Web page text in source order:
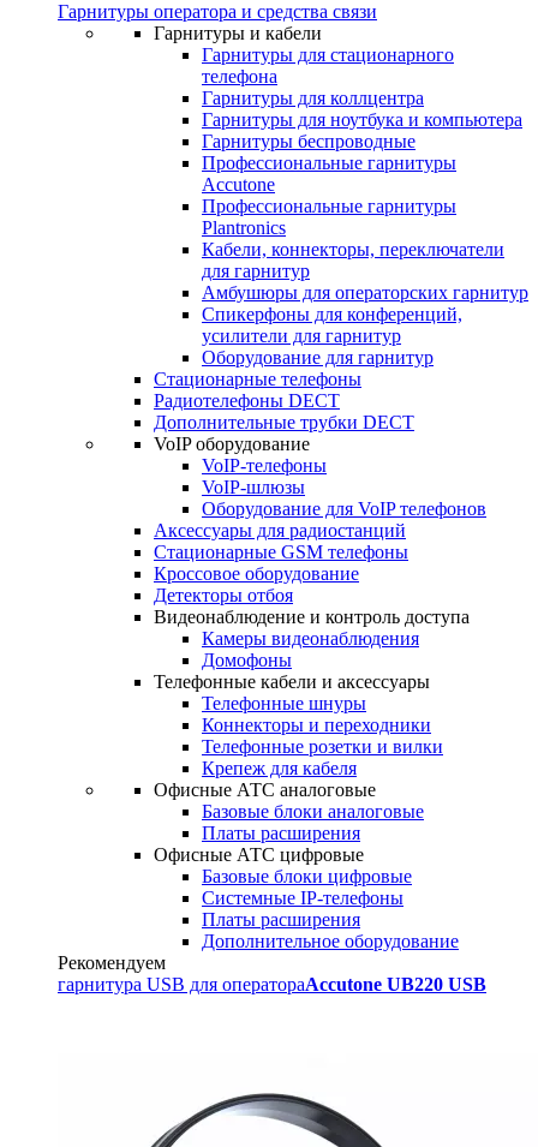
Гарнитуры оператора и средства связи
Гарнитуры и кабели
Гарнитуры для стационарного
телефона
Гарнитуры для коллцентра
Гарнитуры для ноутбука и компьютера
Гарнитуры беспроводные
Профессиональные гарнитуры
Accutone
Профессиональные гарнитуры
Plantronics
Кабели, коннекторы, переключатели
для гарнитур
Амбушюры для операторских гарнитур
Cпикерфоны для конференций,
усилители для гарнитур
Оборудование для гарнитур
Стационарные телефоны
Радиотелефоны DECT
Дополнительные трубки DECT
VoIP оборудование
VoIP-телефоны
VoIP-шлюзы
Оборудование для VoIP телефонов
Аксессуары для радиостанций
Стационарные GSM телефоны
Кроссовое оборудование
Детекторы отбоя
Видеонаблюдение и контроль доступа
Камеры видеонаблюдения
Домофоны
Телефонные кабели и аксессуары
Телефонные шнуры
Коннекторы и переходники
Телефонные розетки и вилки
Крепеж для кабеля
Офисные АТС аналоговые
Базовые блоки аналоговые
Платы расширения
Офисные АТС цифровые
Базовые блоки цифровые
Системные IP-телефоны
Платы расширения
Дополнительное оборудование
Рекомендуем
гарнитура USB для оператораAccutone UB220 USB